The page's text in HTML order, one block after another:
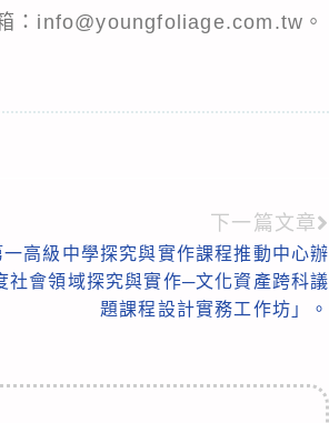
：info@youngfoliage.com.tw。
下一篇文章
高級中學探究與實作課程推動中心辦
社會領域探究與實作─文化資產跨科議
題課程設計實務工作坊」。